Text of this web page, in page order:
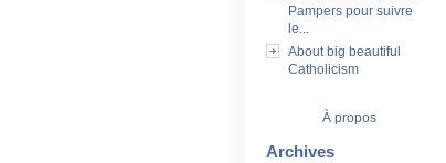
Pampers pour suivre
le...
About big beautiful
Catholicism
À propos
Archives